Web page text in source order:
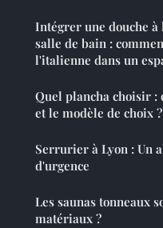
Intégrer une douche
salle de bain :
l'italienne dans un
Quel plancha choisir :
et le modèle de choix ?
Serrurier à Lyon : Un
d'urgence
Les saunas tonneaux
matériaux ?